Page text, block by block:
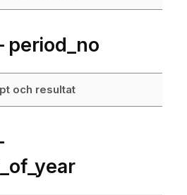
period_no
och resultat